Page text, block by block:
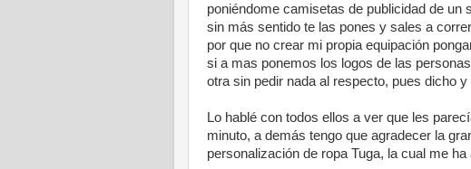
poniéndome camisetas de publicidad de
sin más sentido te las pones y sales a
por que no crear mi propia equipación
si a mas ponemos los logos de las
otra sin pedir nada al respecto, pues dicho y
Lo hablé con todos ellos a ver que les
minuto, a demás tengo que agradecer la
personalización de ropa Tuga, la cual me